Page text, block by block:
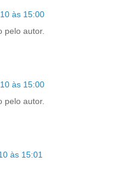
às 15:00
pelo autor.
às 15:00
pelo autor.
às 15:01